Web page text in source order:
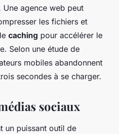
agence web peut
les fichiers et
caching pour accélérer le
Selon une étude de
mobiles abandonnent
secondes à se charger.
sociaux
un puissant outil de